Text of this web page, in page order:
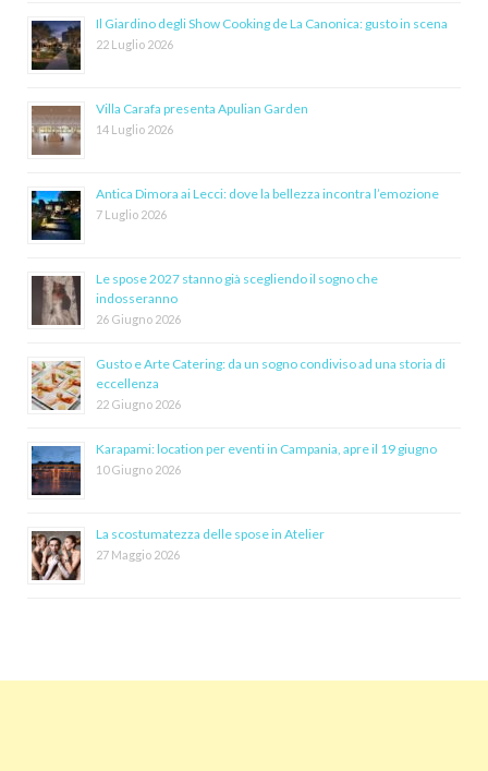
Il Giardino degli Show Cooking de La Canonica: gusto in scena
22 Luglio 2026
Villa Carafa presenta Apulian Garden
14 Luglio 2026
Antica Dimora ai Lecci: dove la bellezza incontra l’emozione
7 Luglio 2026
Le spose 2027 stanno già scegliendo il sogno che
indosseranno
26 Giugno 2026
Gusto e Arte Catering: da un sogno condiviso ad una storia di
eccellenza
22 Giugno 2026
Karapami: location per eventi in Campania, apre il 19 giugno
10 Giugno 2026
La scostumatezza delle spose in Atelier
27 Maggio 2026